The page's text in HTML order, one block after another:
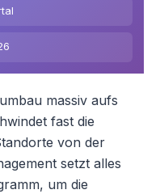
massiv aufs
fast die
von der
setzt alles
um die